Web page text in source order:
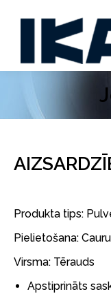
Produkta tips:
Pielietošana:
Virsma: Tērauds
Apstiprināts